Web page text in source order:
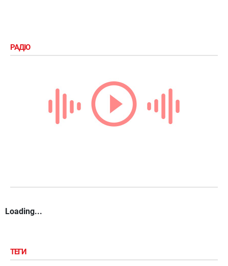
РАДІО
Loading...
ТЕГИ